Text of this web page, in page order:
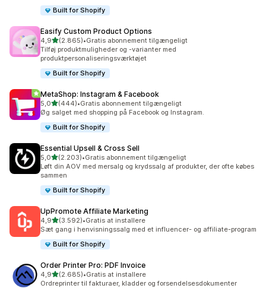
Built for Shopify
Easify Custom Product Options
4,9ud af 5 stjerner
(2.865)
2865 anmeldelser i alt
•Gratis abonnement tilgængeligt
Tilføj produktmuligheder og -varianter med
produktpersonaliseringsværktøjet
Built for Shopify
MetaShop: Instagram & Facebook
5,0ud af 5 stjerner
(444)
444 anmeldelser i alt
•Gratis abonnement tilgængeligt
Øg salget med shopping på Facebook og Instagram.
Built for Shopify
Essential Upsell & Cross Sell
5,0ud af 5 stjerner
(2.203)
2203 anmeldelser i alt
•Gratis abonnement tilgængeligt
Løft din AOV med mersalg og krydssalg af produkter, der ofte købes
sammen
Built for Shopify
UpPromote Affiliate Marketing
4,9ud af 5 stjerner
(3.592)
3592 anmeldelser i alt
•Gratis at installere
Sæt gang i henvisningssalg med et influencer- og affiliate-program
Built for Shopify
Order Printer Pro: PDF Invoice
4,9ud af 5 stjerner
(2.685)
2685 anmeldelser i alt
•Gratis at installere
Ordreprinter til fakturaer, kladder og forsendelsesdokumenter